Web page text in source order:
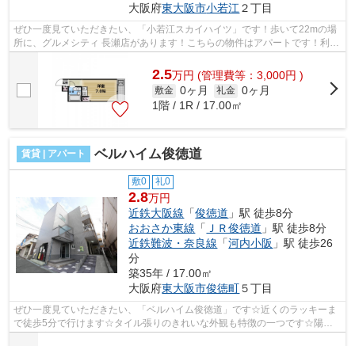
大阪府東大阪市小若江 ２丁目
ぜひ一度見ていただきたい、「小若江スカイハイツ」です！歩いて22mの場
所に、グルメシティ 長瀬店があります！こちらの物件はアパートです！利便
性の高い徒歩10分の物件です！物件の...
2.5万円 (管理費等：3,000円 )
敷金 0ヶ月 礼金 0ヶ月
1階 / 1R / 17.00㎡
賃貸 | アパート ベルハイム俊徳道
敷0 礼0
2.8万円
近鉄大阪線 「俊徳道 」駅 徒歩8分
おおさか東線 「 ＪＲ俊徳道 」駅 徒歩8分
近鉄難波・奈良線 「河内小阪 」駅 徒歩26
分
築35年 / 17.00㎡
大阪府東大阪市俊徳町５丁目
ぜひ一度見ていただきたい、「ベルハイム俊徳道」です☆近くのラッキーま
で徒歩5分で行けます☆タイル張りのきれいな外観も特徴の一つです☆陽当
たりが良好な物件です☆できるだけ早めに不...